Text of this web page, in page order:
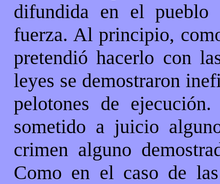
difundida en el
fuerza. Al principio,
pretendió hacerlo con
leyes se demostraron
pelotones de
sometido a juicio
crimen alguno
Como en el caso de